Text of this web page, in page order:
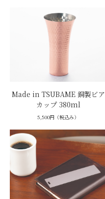
Made in TSUBAME 銅製ビア
カップ 380ml
5,500円（税込み）